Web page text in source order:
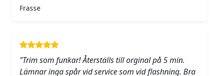
Frasse
"Trim som funkar! Återställs till orginal på 5 min.
Lämnar inga spår vid service som vid flashning. Bra